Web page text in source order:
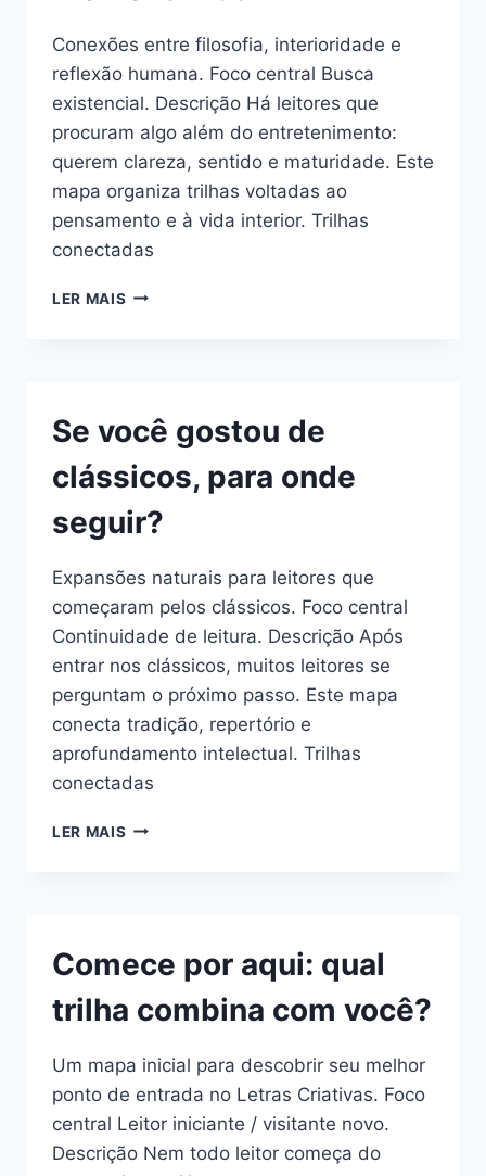
Conexões entre filosofia, interioridade e
reflexão humana. Foco central Busca
existencial. Descrição Há leitores que
procuram algo além do entretenimento:
querem clareza, sentido e maturidade. Este
mapa organiza trilhas voltadas ao
pensamento e à vida interior. Trilhas
conectadas
LER MAIS LIVROS
Se você gostou de
clássicos, para onde
seguir?
Expansões naturais para leitores que
começaram pelos clássicos. Foco central
Continuidade de leitura. Descrição Após
entrar nos clássicos, muitos leitores se
perguntam o próximo passo. Este mapa
conecta tradição, repertório e
aprofundamento intelectual. Trilhas
conectadas
LER MAIS SE
ONDE
SEGUIR?
Comece por aqui: qual
trilha combina com você?
Um mapa inicial para descobrir seu melhor
ponto de entrada no Letras Criativas. Foco
central Leitor iniciante / visitante novo.
Descrição Nem todo leitor começa do